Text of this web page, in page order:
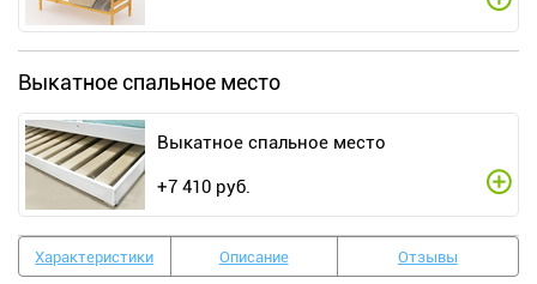
Выкатное спальное место
Выкатное спальное место
+7 410 руб.
Характеристики Описание Отзывы